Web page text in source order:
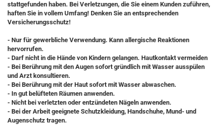
stattgefunden haben. Bei Verletzungen, die Sie einem Kunden zuführen,
haften Sie in vollem Umfang! Denken Sie an entsprechenden
Versicherungsschutz!
- Nur für gewerbliche Verwendung. Kann allergische Reaktionen
hervorrufen.
- Darf nicht in die Hände von Kindern gelangen. Hautkontakt vermeiden
- Bei Berührung mit den Augen sofort gründlich mit Wasser ausspülen
und Arzt konsultieren.
- Bei Berührung mit der Haut sofort mit Wasser abwaschen.
- In gut belüfteten Räumen anwenden.
- Nicht bei verletzten oder entzündeten Nägeln anwenden.
- Bei der Arbeit geeignete Schutzkleidung, Handschuhe, Mund- und
Augenschutz tragen.